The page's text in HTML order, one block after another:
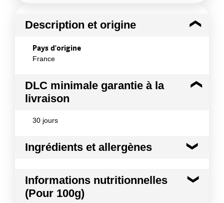
Description et origine
Pays d'origine
France
DLC minimale garantie à la
livraison
30 jours
Ingrédients et allergènes
sauce 52% (eau, concentré de tomates 3,3%,
amidon transformé de maïs, huile de colza, vin
Informations nutritionnelles
(Pour 100g)